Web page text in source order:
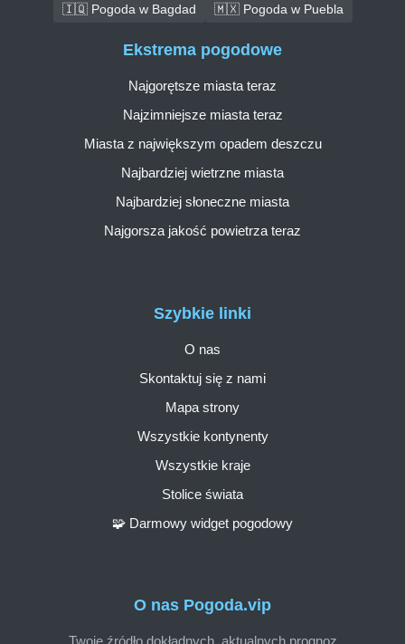
🇮🇶 Pogoda w Bagdad
🇲🇽 Pogoda w Puebla
O nas Pogoda.vip
Twoje źródło dokładnych, aktualnych prognoz
Szybkie linki
O nas
Skontaktuj się z nami
Mapa strony
Wszystkie kontynenty
Wszystkie kraje
Stolice świata
🧩 Darmowy widget pogodowy
Ekstrema pogodowe
Najgorętsze miasta teraz
Najzimniejsze miasta teraz
Miasta z największym opadem deszczu
Najbardziej wietrzne miasta
Najbardziej słoneczne miasta
Najgorsza jakość powietrza teraz